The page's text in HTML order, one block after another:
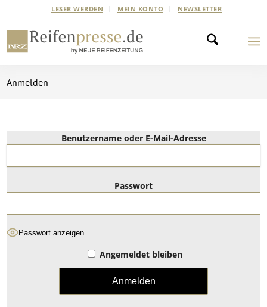
LESER WERDEN MEIN KONTO NEWSLETTER
Anmelden
Benutzername oder E-Mail-Adresse
Passwort
Passwort anzeigen
Angemeldet bleiben